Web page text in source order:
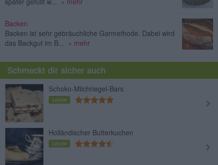
Backen
Backen ist sehr gebräuchliche Garmethode. Dabei wird
das Backgut im B... » mehr
Schmeckt dir sicher auch
Schoko-Milchriegel-Bars
Leicht
Holländischer Butterkuchen
Leicht